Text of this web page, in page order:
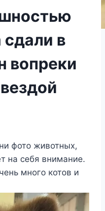
в
вопреки
фото животных,
на себя внимание.
много котов и